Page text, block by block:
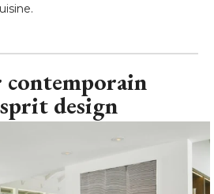
design